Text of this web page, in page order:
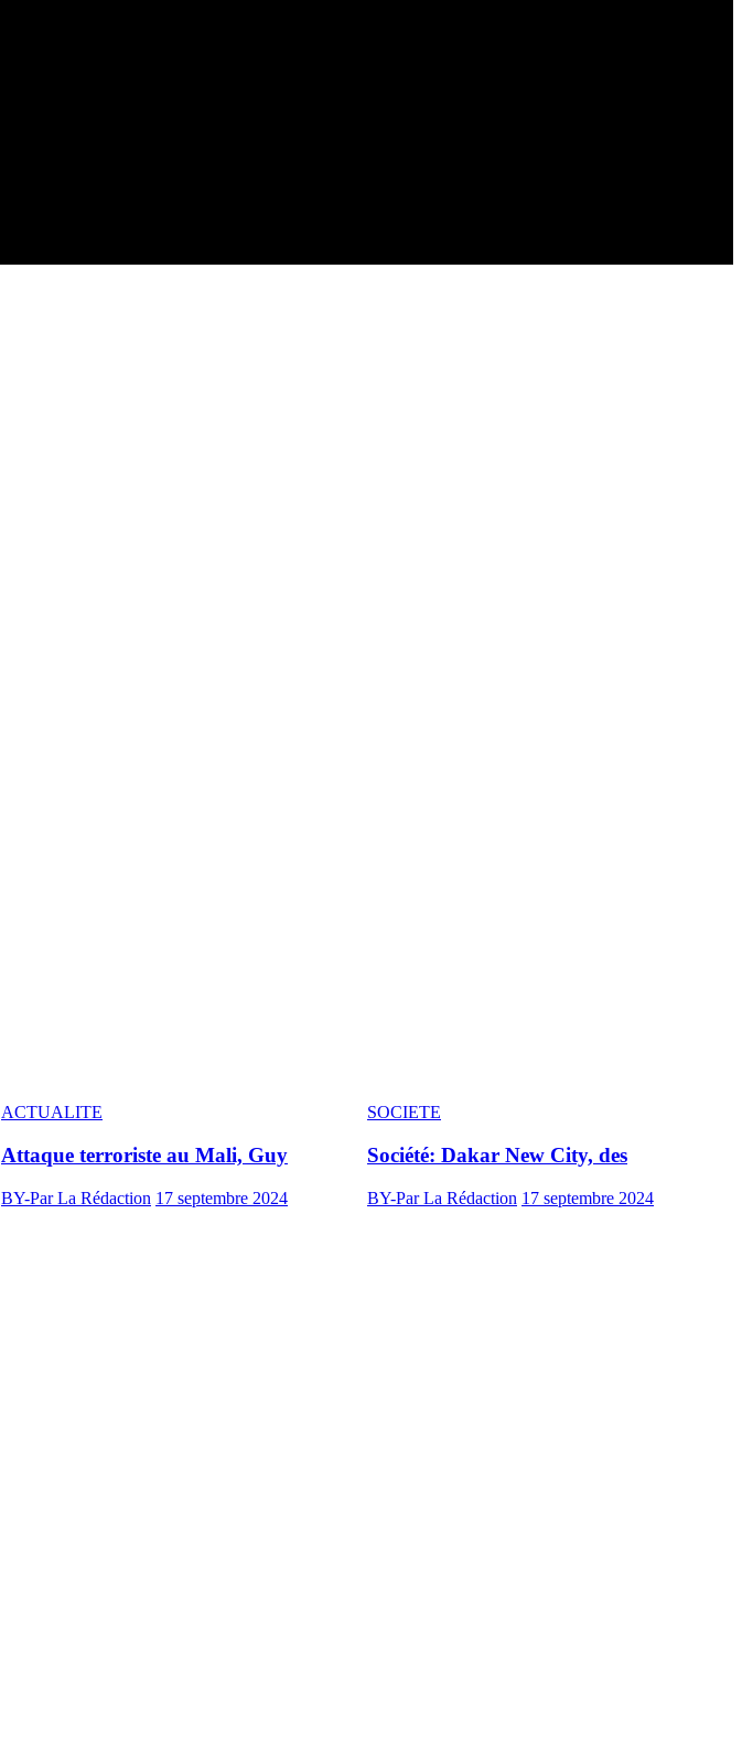
ACTUALITE
Attaque terroriste au Mali, Guy
BY-Par La Rédaction 17 septembre 2024
SOCIETE
Société: Dakar New City, des
BY-Par La Rédaction 17 septembre 2024